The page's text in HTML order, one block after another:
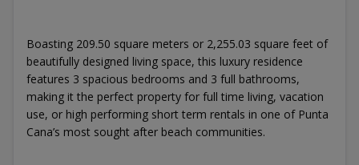
Boasting 209.50 square meters or 2,255.03 square feet of
beautifully designed living space, this luxury residence
features 3 spacious bedrooms and 3 full bathrooms,
making it the perfect property for full time living, vacation
use, or high performing short term rentals in one of Punta
Cana’s most sought after beach communities.